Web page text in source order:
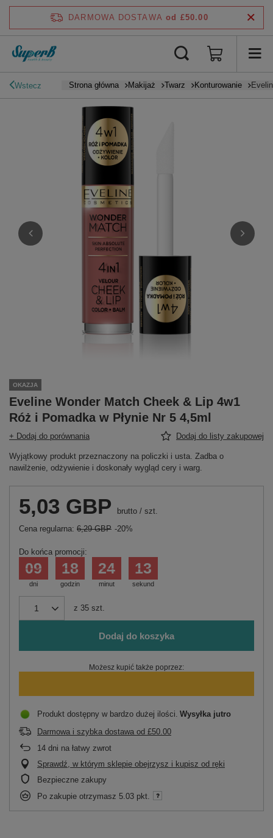
DARMOWA DOSTAWA od £50.00
Wstecz Strona główna Makijaż Twarz Konturowanie
OKAZJA
Eveline Wonder Match Cheek & Lip 4w1
Róż i Pomadka w Płynie Nr 5 4,5ml
+ Dodaj do porównania Dodaj do listy zakupowej
Wyjątkowy produkt przeznaczony na policzki i usta. Zadba o
nawilżenie, odżywienie i doskonały wygląd cery i warg.
5,03 GBP brutto / szt.
Cena regularna: 6,29 GBP -20%
Do końca promocji:
dni
09
godzin
18
minut
24
sekund
13
z 35 szt.
Dodaj do koszyka
Możesz kupić także poprzez:
Produkt dostępny w bardzo dużej ilości Wysyłka jutro
Darmowa i szybka dostawa od £50.00
14 dni na łatwy zwrot
Sprawdź, w którym sklepie obejrzysz i kupisz od ręki
Bezpieczne zakupy
Po zakupie otrzymasz 5.03 pkt.